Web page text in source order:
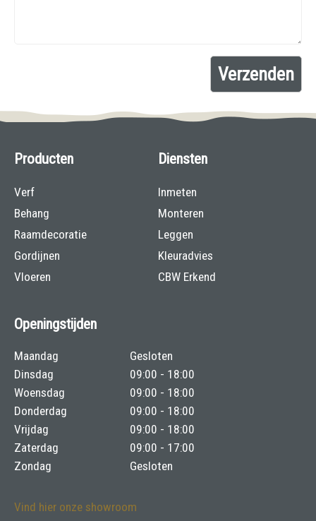
Producten
Verf
Behang
Raamdecoratie
Gordijnen
Vloeren
Diensten
Inmeten
Monteren
Leggen
Kleuradvies
CBW Erkend
Openingstijden
Maandag
Gesloten
Dinsdag
09:00 - 18:00
Woensdag
09:00 - 18:00
Donderdag
09:00 - 18:00
Vrijdag
09:00 - 18:00
Zaterdag
09:00 - 17:00
Zondag
Gesloten
Vind hier onze showroom